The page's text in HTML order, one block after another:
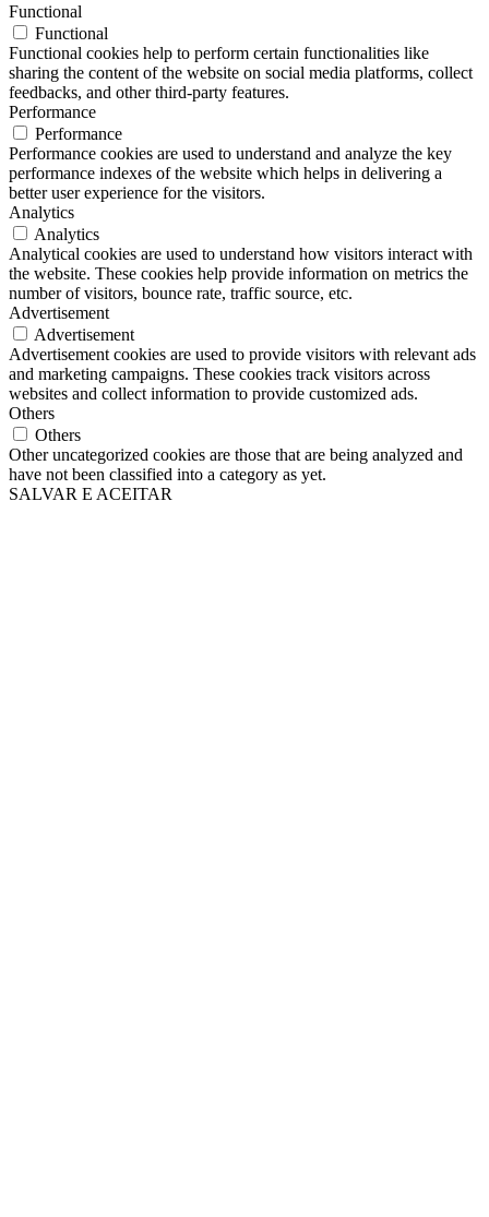
Functional
Functional
Functional cookies help to perform certain functionalities like
sharing the content of the website on social media platforms, collect
feedbacks, and other third-party features.
Performance
Performance
Performance cookies are used to understand and analyze the key
performance indexes of the website which helps in delivering a
better user experience for the visitors.
Analytics
Analytics
Analytical cookies are used to understand how visitors interact with
the website. These cookies help provide information on metrics the
number of visitors, bounce rate, traffic source, etc.
Advertisement
Advertisement
Advertisement cookies are used to provide visitors with relevant ads
and marketing campaigns. These cookies track visitors across
websites and collect information to provide customized ads.
Others
Others
Other uncategorized cookies are those that are being analyzed and
have not been classified into a category as yet.
SALVAR E ACEITAR